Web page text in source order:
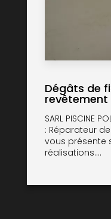
Dégâts de
SARL PISCINE
: Réparateur
vous présente
réalisations....